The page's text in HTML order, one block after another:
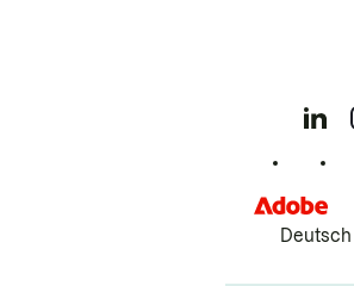
Deutsch